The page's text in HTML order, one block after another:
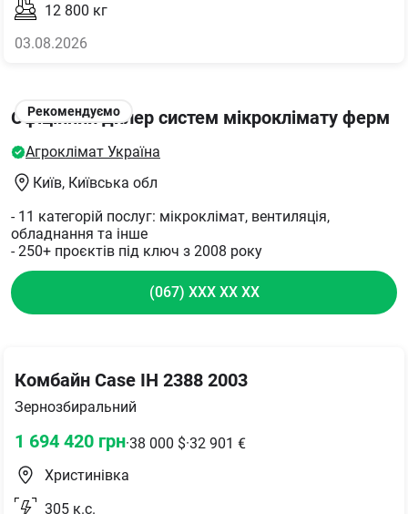
12 800 кг
03.08.2026
Комбайн Case IH 2388 2003
Зернозбиральний
1 694 420 грн·38 000 $·32 901 €
Христинівка
305 к.с.
Рекомендуємо
Офіційний дилер систем мікроклімату ферм
Агроклімат Україна
Київ, Київська обл
- 11 категорій послуг: мікроклімат, вентиляція,
обладнання та інше
- 250+ проєктів під ключ з 2008 року
(067) XXX XX XX